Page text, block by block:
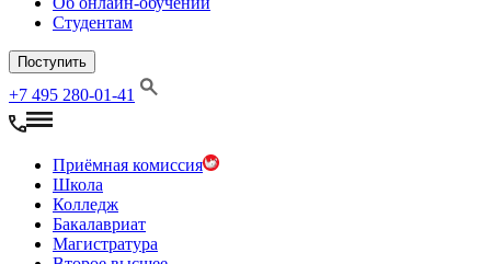
Студентам
Поступить
+7 495 280-01-41
Приёмная комиссия
Школа
Колледж
Бакалавриат
Магистратура